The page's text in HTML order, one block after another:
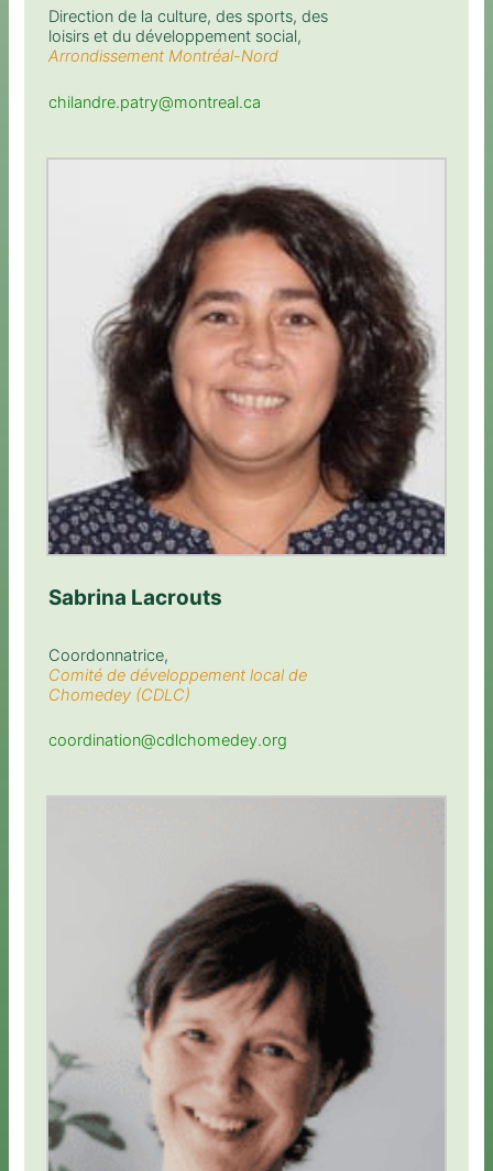
Direction de la culture, des sports, des
loisirs et du développement social,
Arrondissement Montréal-Nord
chilandre.patry@montreal.ca
Sabrina Lacrouts
Coordonnatrice,
Comité de développement local de
Chomedey (CDLC)
coordination@cdlchomedey.org